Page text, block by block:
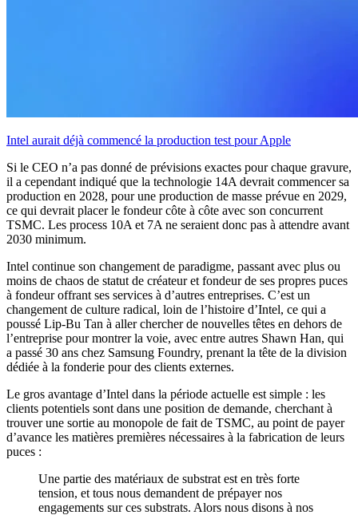
Intel aurait déjà commencé la production test pour Apple
Si le CEO n’a pas donné de prévisions exactes pour chaque gravure,
il a cependant indiqué que la technologie 14A devrait commencer sa
production en 2028, pour une production de masse prévue en 2029,
ce qui devrait placer le fondeur côte à côte avec son concurrent
TSMC. Les process 10A et 7A ne seraient donc pas à attendre avant
2030 minimum.
Intel continue son changement de paradigme, passant avec plus ou
moins de chaos de statut de créateur et fondeur de ses propres puces
à fondeur offrant ses services à d’autres entreprises. C’est un
changement de culture radical, loin de l’histoire d’Intel, ce qui a
poussé Lip-Bu Tan à aller chercher de nouvelles têtes en dehors de
l’entreprise pour montrer la voie, avec entre autres Shawn Han, qui
a passé 30 ans chez Samsung Foundry, prenant la tête de la division
dédiée à la fonderie pour des clients externes.
Le gros avantage d’Intel dans la période actuelle est simple : les
clients potentiels sont dans une position de demande, cherchant à
trouver une sortie au monopole de fait de TSMC, au point de payer
d’avance les matières premières nécessaires à la fabrication de leurs
puces :
Une partie des matériaux de substrat est en très forte
tension, et tous nous demandent de prépayer nos
engagements sur ces substrats. Alors nous disons à nos